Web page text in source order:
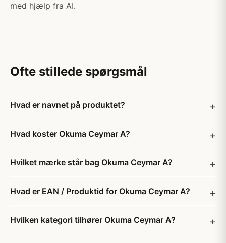
med hjælp fra AI.
Ofte stillede spørgsmål
Hvad er navnet på produktet?
Hvad koster Okuma Ceymar A?
Hvilket mærke står bag Okuma Ceymar A?
Hvad er EAN / Produktid for Okuma Ceymar A?
Hvilken kategori tilhører Okuma Ceymar A?